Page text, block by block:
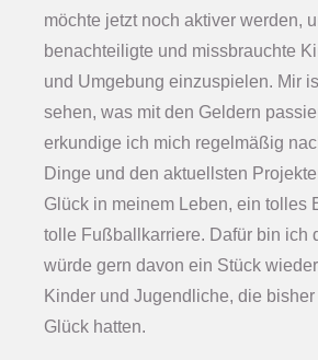
möchte jetzt noch aktiver werden,
benachteiligte und missbrauchte
und Umgebung einzuspielen. Mir
sehen, was mit den Geldern
erkundige ich mich regelmäßig
Dinge und den aktuellsten
Glück in meinem Leben, ein tolles
tolle Fußballkarriere. Dafür bin ich
würde gern davon ein Stück
Kinder und Jugendliche, die bisher
Glück hatten.